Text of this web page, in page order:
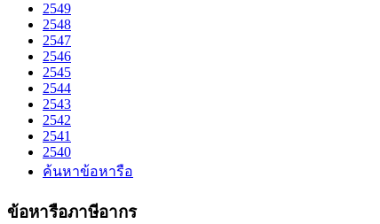
2549
2548
2547
2546
2545
2544
2543
2542
2541
2540
ค้นหาข้อหารือ
ข้อหารือภาษีอากร